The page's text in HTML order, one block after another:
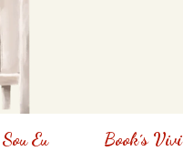
Eu Book´s Vivi